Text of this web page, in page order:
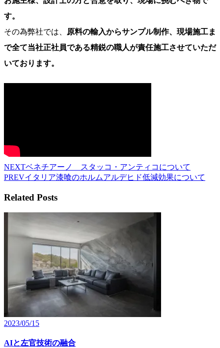
す。
その為弊社では、 原料の輸入からサンプル制作、現場施工ま
で全て当社正社員である精鋭の職人が責任施工させていただ
いております。
NEXTベネチアーノ スタッコ・アンティコについて
PREVイタリア漆喰のホルムアルデヒド低減効果について
Related Posts
2023/05/15
AIと左官技術の融合